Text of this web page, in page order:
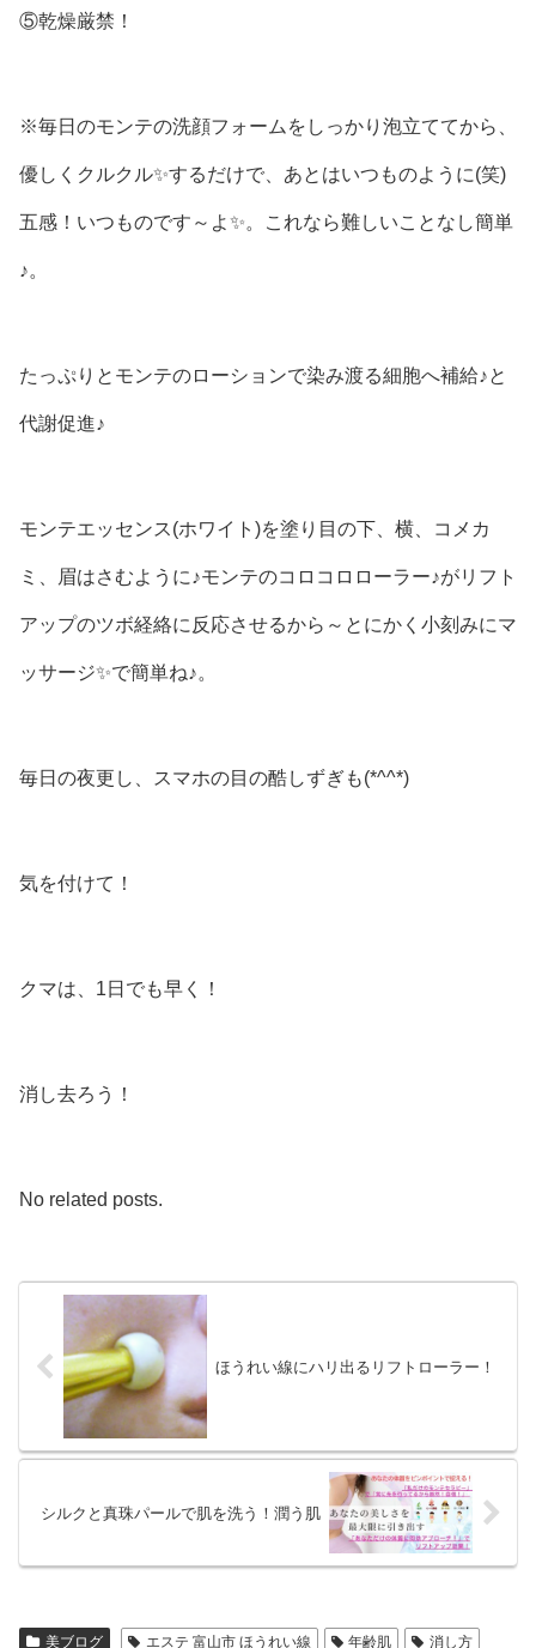
⑤乾燥厳禁！
※毎日のモンテの洗顔フォームをしっかり泡立ててから、
優しくクルクル✨するだけで、あとはいつものように(笑)
五感！いつものです～よ✨。これなら難しいことなし簡単
♪。
たっぷりとモンテのローションで染み渡る細胞へ補給♪と
代謝促進♪
モンテエッセンス(ホワイト)を塗り目の下、横、コメカ
ミ、眉はさむように♪モンテのコロコロローラー♪がリフト
アップのツボ経絡に反応させるから～とにかく小刻みにマ
ッサージ✨で簡単ね♪。
毎日の夜更し、スマホの目の酷しずぎも(*^^*)
気を付けて！
クマは、1日でも早く！
消し去ろう！
No related posts.
ほうれい線にハリ出るリフトローラー！
シルクと真珠パールで肌を洗う！潤う肌
美ブログ エステ 富山市 ほうれい線 年齢肌 消し方